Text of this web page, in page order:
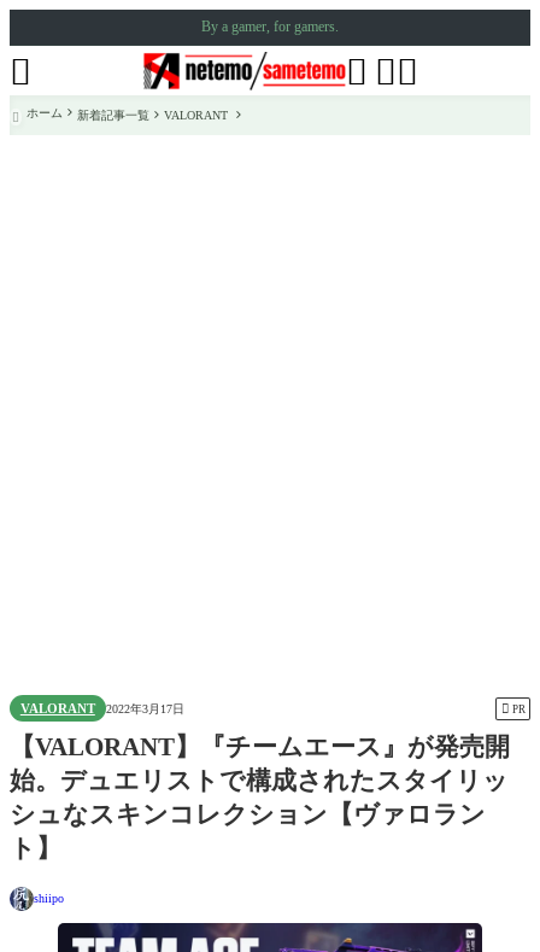
By a gamer, for gamers.
 

 ホーム 新着記事一覧 VALORANT
VALORANT 2022年3月17日  PR
【VALORANT】『チームエース』が発売開
始。デュエリストで構成されたスタイリッ
シュなスキンコレクション【ヴァロラン
ト】
shiipo